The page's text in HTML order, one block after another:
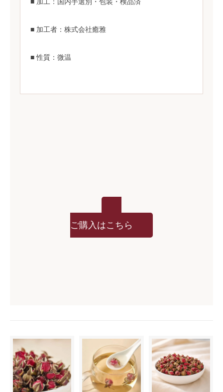
■ 加工：国内手選別・包装・検品済
■ 加工者：株式会社癒雅
■ 性質：微温
ご購入はこちら